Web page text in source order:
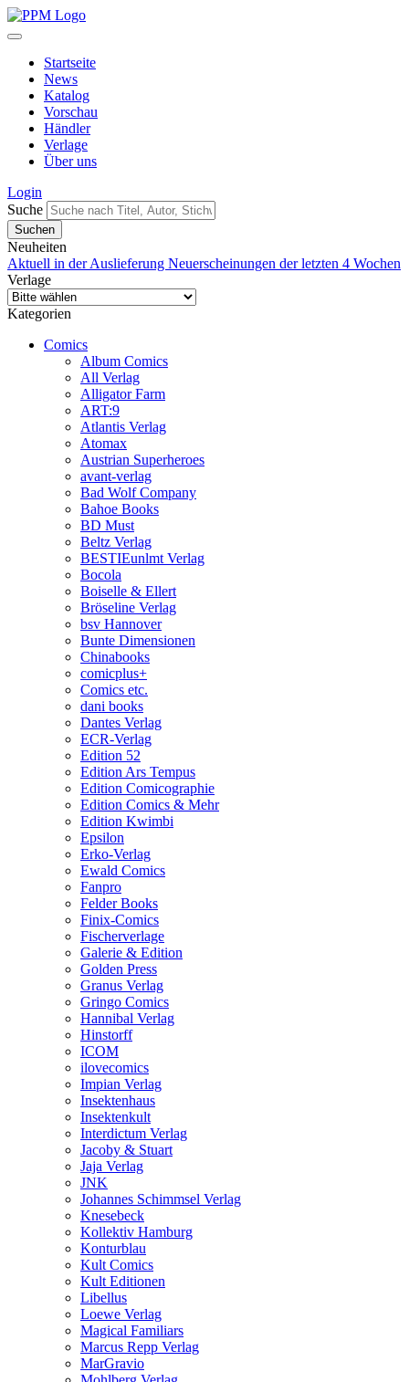
Startseite
News
Katalog
Vorschau
Händler
Verlage
Über uns
Login
Suche
Neuheiten
Aktuell in der Auslieferung Neuerscheinungen der letzten 4 Wochen
Verlage
Kategorien
Comics
Album Comics
All Verlag
Alligator Farm
ART:9
Atlantis Verlag
Atomax
Austrian Superheroes
avant-verlag
Bad Wolf Company
Bahoe Books
BD Must
Beltz Verlag
BESTIEunlmt Verlag
Bocola
Boiselle & Ellert
Bröseline Verlag
bsv Hannover
Bunte Dimensionen
Chinabooks
comicplus+
Comics etc.
dani books
Dantes Verlag
ECR-Verlag
Edition 52
Edition Ars Tempus
Edition Comicographie
Edition Comics & Mehr
Edition Kwimbi
Epsilon
Erko-Verlag
Ewald Comics
Fanpro
Felder Books
Finix-Comics
Fischerverlage
Galerie & Edition
Golden Press
Granus Verlag
Gringo Comics
Hannibal Verlag
Hinstorff
ICOM
ilovecomics
Impian Verlag
Insektenhaus
Insektenkult
Interdictum Verlag
Jacoby & Stuart
Jaja Verlag
JNK
Johannes Schimmsel Verlag
Knesebeck
Kollektiv Hamburg
Konturblau
Kult Comics
Kult Editionen
Libellus
Loewe Verlag
Magical Familiars
Marcus Repp Verlag
MarGravio